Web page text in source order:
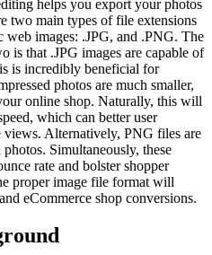
helps you export your photos
two main types of file extensions
web images: .JPG, and .PNG. The
is that .JPG images are capable of
is incredibly beneficial for
photos are much smaller,
online shop. Naturally, this will
which can better user
Alternatively, PNG files are
Simultaneously, these
rate and bolster shopper
proper image file format will
eCommerce shop conversions.